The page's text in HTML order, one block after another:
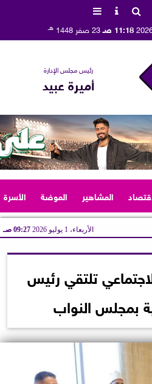
11:18 صـ 23 صفر 1448 هـ
رئيس مجلس الإدارة
أميرة عبيد
المشاهير الموضة الأسرة
الأربعاء، 1 يوليو 2026 09:27 صـ
تلتقي رئيس
بمجلس النواب